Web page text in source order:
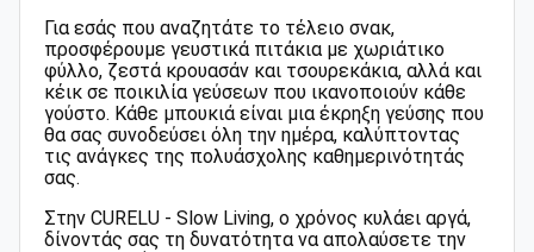
Για εσάς που αναζητάτε το τέλειο σνακ,
προσφέρουμε γευστικά πιτάκια με χωριάτικο
φύλλο, ζεστά κρουασάν και τσουρεκάκια, αλλά και
κέικ σε ποικιλία γεύσεων που ικανοποιούν κάθε
γούστο. Κάθε μπουκιά είναι μια έκρηξη γεύσης που
θα σας συνοδεύσει όλη την ημέρα, καλύπτοντας
τις ανάγκες της πολυάσχολης καθημερινότητάς
σας.
Στην CURELU - Slow Living, ο χρόνος κυλάει αργά,
δίνοντάς σας τη δυνατότητα να απολαύσετε την